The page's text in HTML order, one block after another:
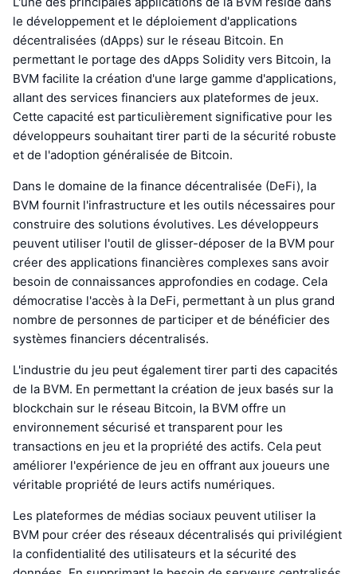
le développement et le déploiement d'applications
décentralisées (dApps) sur le réseau Bitcoin. En
permettant le portage des dApps Solidity vers Bitcoin, la
BVM facilite la création d'une large gamme d'applications,
allant des services financiers aux plateformes de jeux.
Cette capacité est particulièrement significative pour les
développeurs souhaitant tirer parti de la sécurité robuste
et de l'adoption généralisée de Bitcoin.
Dans le domaine de la finance décentralisée (DeFi), la
BVM fournit l'infrastructure et les outils nécessaires pour
construire des solutions évolutives. Les développeurs
peuvent utiliser l'outil de glisser-déposer de la BVM pour
créer des applications financières complexes sans avoir
besoin de connaissances approfondies en codage. Cela
démocratise l'accès à la DeFi, permettant à un plus grand
nombre de personnes de participer et de bénéficier des
systèmes financiers décentralisés.
L'industrie du jeu peut également tirer parti des capacités
de la BVM. En permettant la création de jeux basés sur la
blockchain sur le réseau Bitcoin, la BVM offre un
environnement sécurisé et transparent pour les
transactions en jeu et la propriété des actifs. Cela peut
améliorer l'expérience de jeu en offrant aux joueurs une
véritable propriété de leurs actifs numériques.
Les plateformes de médias sociaux peuvent utiliser la
BVM pour créer des réseaux décentralisés qui privilégient
la confidentialité des utilisateurs et la sécurité des